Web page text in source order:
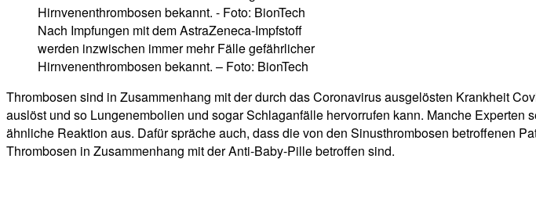
Nach Impfungen mit dem AstraZeneca-Impfstoff
werden inzwischen immer mehr Fälle gefährlicher
Hirnvenenthrombosen bekannt. – Foto: BionTech
Thrombosen sind in Zusammenhang mit der durch das Coronavirus ausgelösten Krankheit
auslöst und so Lungenembolien und sogar Schlaganfälle hervorrufen kann. Manche
ähnliche Reaktion aus. Dafür spräche auch, dass die von den Sinusthrombosen betroffenen
Thrombosen in Zusammenhang mit der Anti-Baby-Pille betroffen sind.